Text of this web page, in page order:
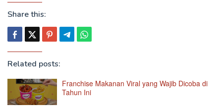
Share this:
Related posts:
Franchise Makanan Viral yang Wajib Dicoba di
Tahun Ini